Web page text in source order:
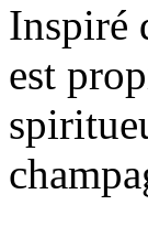
Inspiré
est